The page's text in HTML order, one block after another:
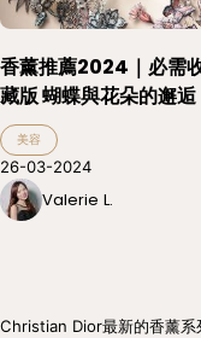
香薰推薦2024｜必需
藏版 蝴蝶與花朵的邂逅
美容
26-03-2024
Valerie L.
Christian Dior最新的香薰系